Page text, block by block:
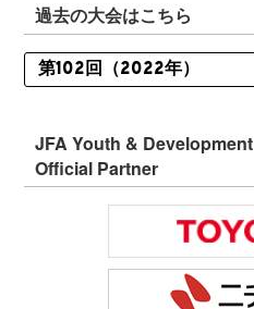
過去の大会はこちら
JFA Youth & Development
Official Partner